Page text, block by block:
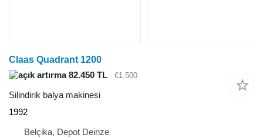
Claas Quadrant 1200
82.450 TL
€1.500
Silindirik balya makinesi
1992
Belçika, Depot Deinze